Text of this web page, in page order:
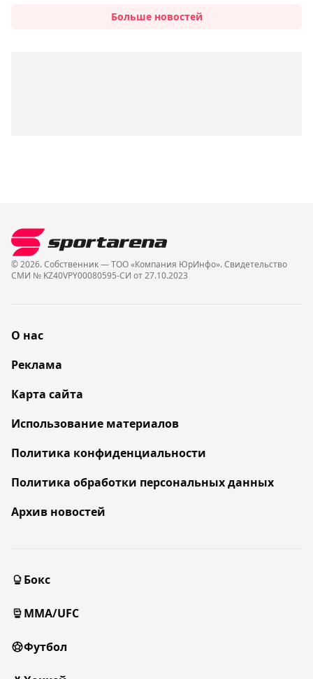
Больше новостей
© 2026. Собственник — ТОО «Компания ЮрИнфо». Cвидетельство
СМИ № KZ40VPY00080595-СИ от 27.10.2023
О нас
Реклама
Карта сайта
Использование материалов
Политика конфиденциальности
Политика обработки персональных данных
Архив новостей
Бокс
MMA/UFC
Футбол